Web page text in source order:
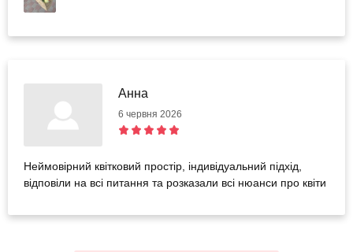
Анна
6 червня 2026
Неймовірний квітковий простір, індивідуальний підхід,
відповіли на всі питання та розказали всі нюанси про квіти